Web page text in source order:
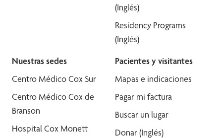
(Inglés)
Residency Programs
(Inglés)
Nuestras sedes
Centro Médico Cox Sur
Centro Médico Cox de
Branson
Hospital Cox Monett
Pacientes y visitantes
Mapas e indicaciones
Pagar mi factura
Buscar un lugar
Donar (Inglés)